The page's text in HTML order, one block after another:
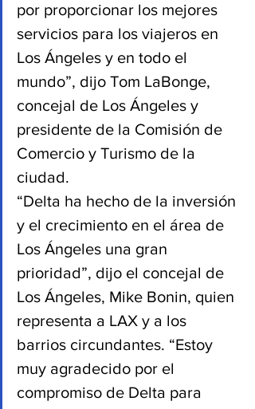
por proporcionar los mejores
servicios para los viajeros en
Los Ángeles y en todo el
mundo”, dijo Tom LaBonge,
concejal de Los Ángeles y
presidente de la Comisión de
Comercio y Turismo de la
ciudad.
“Delta ha hecho de la inversión
y el crecimiento en el área de
Los Ángeles una gran
prioridad”, dijo el concejal de
Los Ángeles, Mike Bonin, quien
representa a LAX y a los
barrios circundantes. “Estoy
muy agradecido por el
compromiso de Delta para